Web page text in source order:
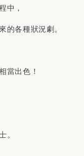
中，
的各種狀況劇。
當出色！
。